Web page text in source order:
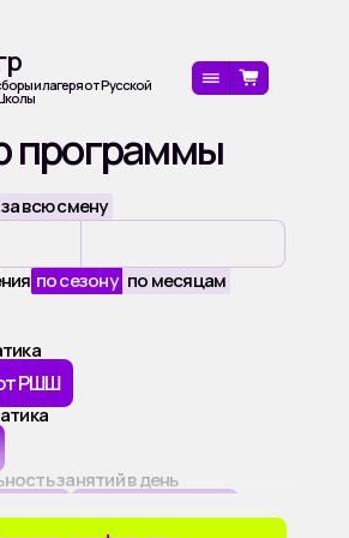
и лагеря от Русской
программы
за всю смену
по сезону по месяцам
РШШ
занятий в день
день Более 2 часов